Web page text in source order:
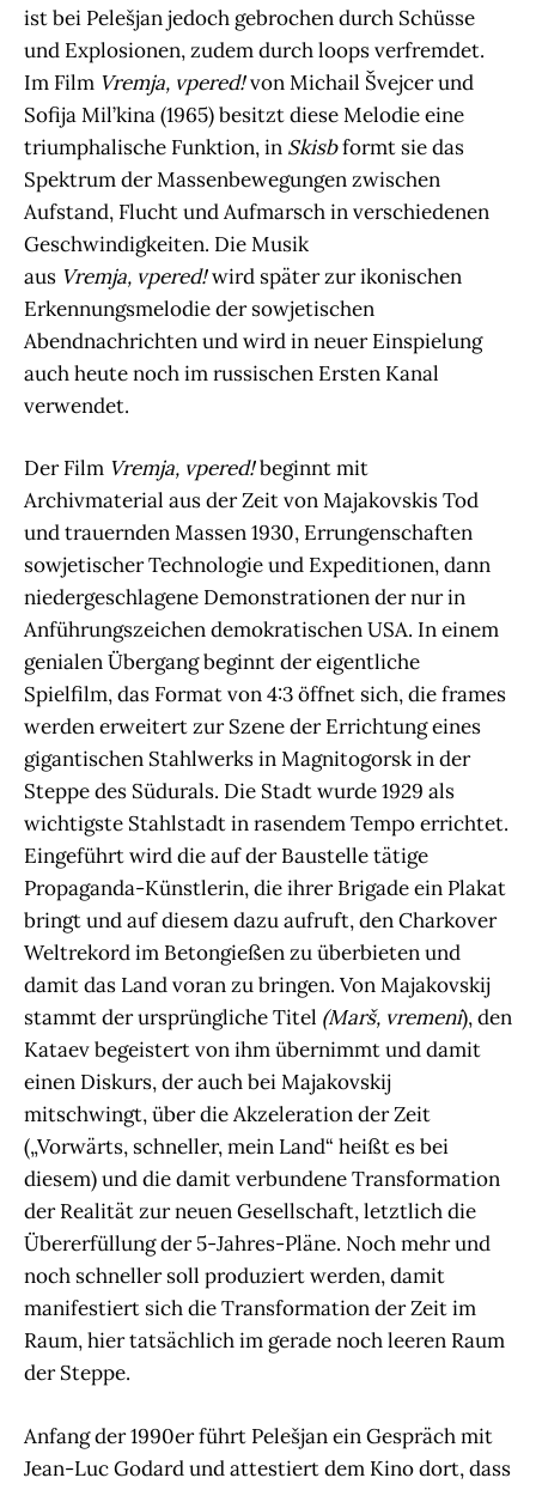
ist bei Pelešjan jedoch gebrochen durch Schüsse
und Explosionen, zudem durch loops verfremdet.
Im Film Vremja, vpered!von Michail Švejcer und
Sofija Mil’kina (1965) besitzt diese Melodie eine
triumphalische Funktion, in Skisbformt sie das
Spektrum der Massenbewegungen zwischen
Aufstand, Flucht und Aufmarsch in verschiedenen
Geschwindigkeiten. Die Musik
aus Vremja, vpered!wird später zur ikonischen
Erkennungsmelodie der sowjetischen
Abendnachrichten und wird in neuer Einspielung
auch heute noch im russischen Ersten Kanal
verwendet.
Der Film Vremja, vpered!beginnt mit
Archivmaterial aus der Zeit von Majakovskis Tod
und trauernden Massen 1930, Errungenschaften
sowjetischer Technologie und Expeditionen, dann
niedergeschlagene Demonstrationen der nur in
Anführungszeichen demokratischen USA. In einem
genialen Übergang beginnt der eigentliche
Spielfilm, das Format von 4:3 öffnet sich, die frames
werden erweitert zur Szene der Errichtung eines
gigantischen Stahlwerks in Magnitogorsk in der
Steppe des Südurals. Die Stadt wurde 1929 als
wichtigste Stahlstadt in rasendem Tempo errichtet.
Eingeführt wird die auf der Baustelle tätige
Propaganda-Künstlerin, die ihrer Brigade ein Plakat
bringt und auf diesem dazu aufruft, den Charkover
Weltrekord im Betongießen zu überbieten und
damit das Land voran zu bringen. Von Majakovskij
stammt der ursprüngliche Titel (Marš, vremeni), den
Kataev begeistert von ihm übernimmt und damit
einen Diskurs, der auch bei Majakovskij
mitschwingt, über die Akzeleration der Zeit
(„Vorwärts, schneller, mein Land“ heißt es bei
diesem) und die damit verbundene Transformation
der Realität zur neuen Gesellschaft, letztlich die
Übererfüllung der 5-Jahres-Pläne. Noch mehr und
noch schneller soll produziert werden, damit
manifestiert sich die Transformation der Zeit im
Raum, hier tatsächlich im gerade noch leeren Raum
der Steppe.
Anfang der 1990er führt Pelešjan ein Gespräch mit
Jean-Luc Godard und attestiert dem Kino dort, dass